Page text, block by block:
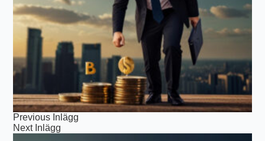
Previous Inlägg
Next Inlägg